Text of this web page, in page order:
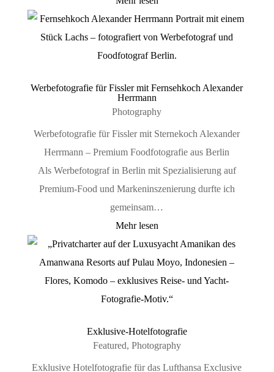
Werbefotografie für Fissler mit Fernsehkoch Alexander
Herrmann
Photography
Werbefotografie für Fissler mit Sternekoch Alexander
Herrmann – Premium Foodfotografie aus Berlin
Als Werbefotograf in Berlin mit Spezialisierung auf
Premium-Food und Markeninszenierung durfte ich
gemeinsam…
Mehr lesen
Exklusive-Hotelfotografie
Featured, Photography
Exklusive Hotelfotografie für das Lufthansa Exclusive